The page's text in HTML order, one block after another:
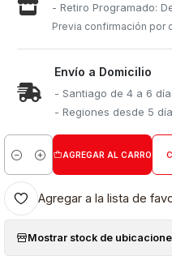
- Retiro Programado:
Previa confirmación por
Envío a Domicilio
- Santiago de 4 a 6
- Regiones desde 5
Cantidad
AGREGAR AL CARRO
Agregar a la lista de
Mostrar stock de